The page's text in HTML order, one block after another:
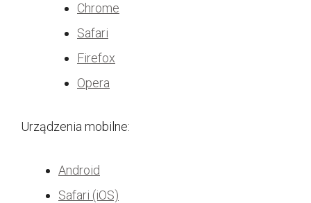
Chrome
Safari
Firefox
Opera
Urządzenia mobilne:
Android
Safari (iOS)